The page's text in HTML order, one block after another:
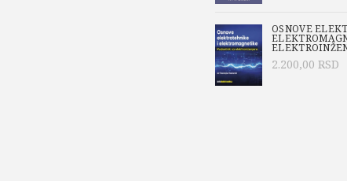
sistemima, prenos infrmacija uz dopušteno
kriptologija, pregled nekih osnovnih pojmova
implementaciju cikličnih kodova.
OSNOVE
2.200,00 RSD